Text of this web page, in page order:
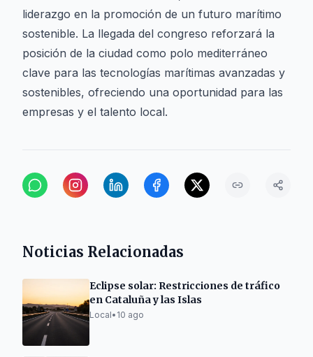
liderazgo en la promoción de un futuro marítimo
sostenible. La llegada del congreso reforzará la
posición de la ciudad como polo mediterráneo
clave para las tecnologías marítimas avanzadas y
sostenibles, ofreciendo una oportunidad para las
empresas y el talento local.
Noticias Relacionadas
Eclipse solar: Restricciones de tráfico
en Cataluña y las Islas
Local• 10 ago